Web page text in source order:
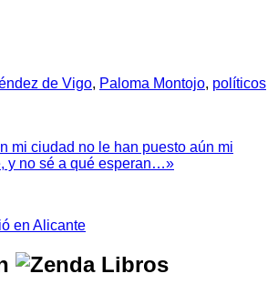
de Vigo, Paloma Montojo, políticos
mi ciudad no le han puesto aún mi
y no sé a qué esperan…»
en Alicante